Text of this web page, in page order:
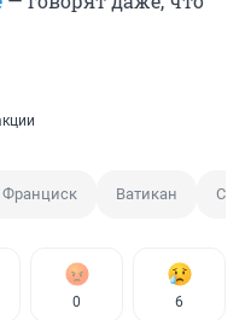
Ватикан
0 6